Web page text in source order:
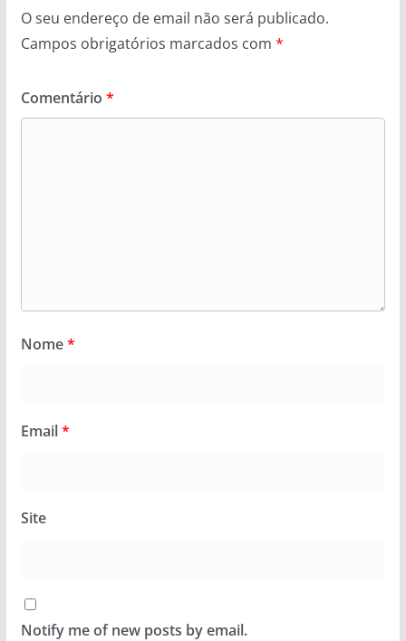
O seu endereço de email não será publicado.
Campos obrigatórios marcados com *
Comentário *
Nome*
Email*
Site
Notify me of new posts by email.